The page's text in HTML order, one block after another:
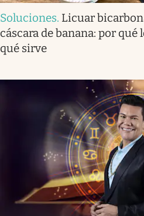
Soluciones. Licuar
cáscara de banana: por
qué sirve